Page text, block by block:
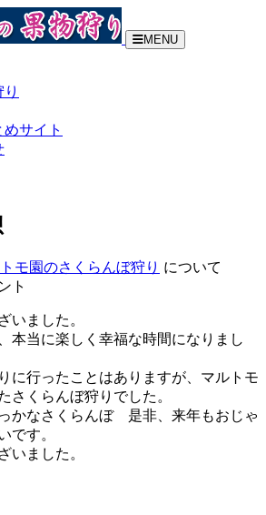
MENU
サイト
モ園のさくらんぼ狩り について
ト
いました。
本当に楽しく幸福な時間になりまし
に行ったことはありますが、マルトモ
さくらんぼ狩りでした。
かなさくらんぼ是非、来年もおじゃ
です。
いました。